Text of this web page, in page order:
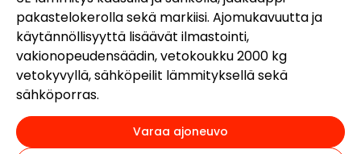
pakastelokerolla sekä markiisi. Ajomukavuutta ja
käytännöllisyyttä lisäävät ilmastointi,
vakionopeudensäädin, vetokoukku 2000 kg
vetokyvyllä, sähköpeilit lämmityksellä sekä
sähköporras.
Varaa ajoneuvo